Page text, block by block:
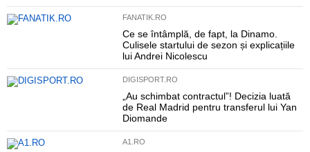
FANATIK.RO
Ce se întâmplă, de fapt, la Dinamo.
Culisele startului de sezon și explicațiile
lui Andrei Nicolescu
DIGISPORT.RO
„Au schimbat contractul”! Decizia luată
de Real Madrid pentru transferul lui Yan
Diomande
A1.RO